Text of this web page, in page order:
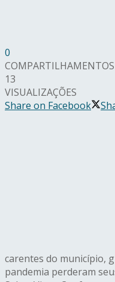
0
COMPARTILHAMENTOS
13
VISUALIZAÇÕES
Share on Facebook
carentes do município,
pandemia perderam